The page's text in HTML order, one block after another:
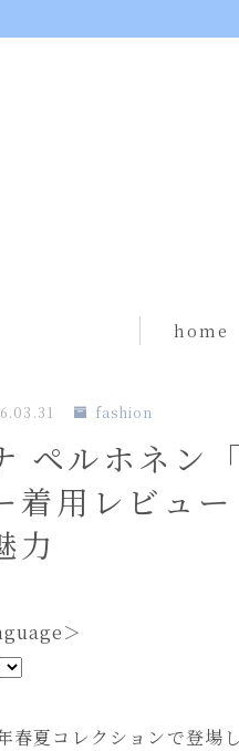
home
skirt
socks
egg bag
toast bag
mini bag
fashion
ペルホネン
着用レビュ
力
＞
春夏コレクションで登